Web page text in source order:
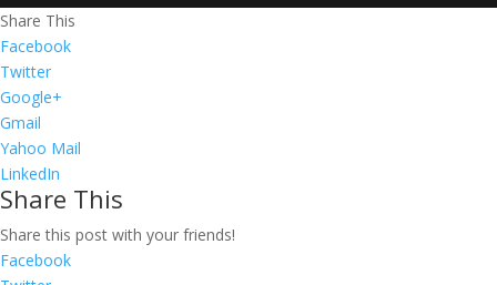
Share This
Facebook
Twitter
Google+
Gmail
Yahoo Mail
LinkedIn
Share This
Share this post with your friends!
Facebook